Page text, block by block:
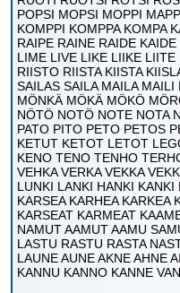
POPSI MOPSI MOPPI
KOMPPI KOMPPA KOMPA
RAIPE RAINE RAIDE
LIME LIVE LIKE LIIKE
RIISTO RIISTA KIISTA
SAILAS SAILA MAILA
MÖNKÄ MÖKÄ MÖKÖ
NÖTÖ NOTÖ NOTE NOTA
PATO PITO PETO PETOS
KETUT KETOT LETOT
KENO TENO TENHO
VEHKA VERKA VEKKA
LUNKI LANKI HANKI KANKI
KARSEA KARHEA KARKEA
KARSEAT KARMEAT
NAMUT AAMUT AAMU
LASTU RASTU RASTA
LAUNE AUNE AKNE AHNE
KANNU KANNO KANNE